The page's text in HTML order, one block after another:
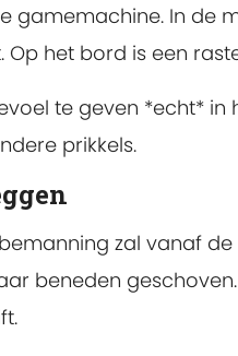
gamemachine. In de
Op het bord is een
te geven *echt* in
prikkels.
zal vanaf
beneden